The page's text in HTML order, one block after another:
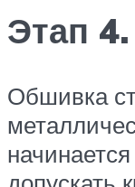
Этап
Обшивка